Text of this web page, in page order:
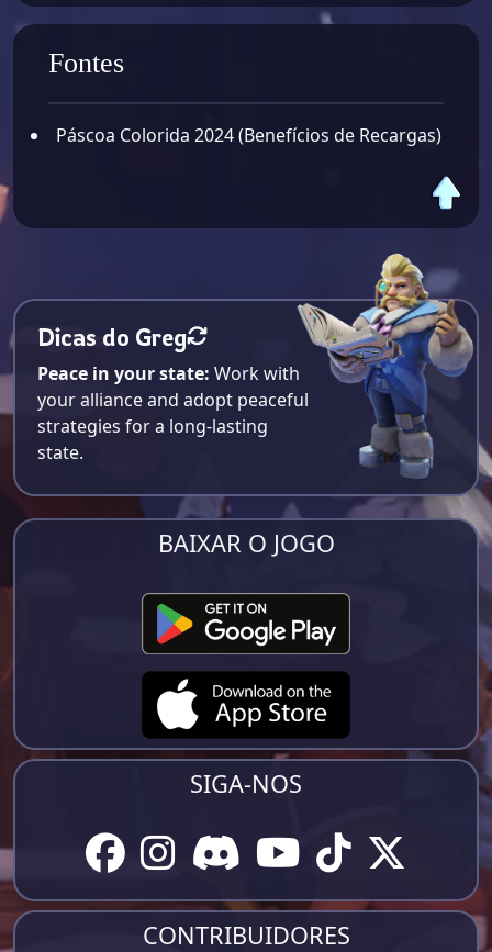
Fontes
Páscoa Colorida 2024 (Benefícios de Recargas)
Dicas do Greg
Peace in your state: Work with
your alliance and adopt peaceful
strategies for a long-lasting
state.
BAIXAR O JOGO
SIGA-NOS
CONTRIBUIDORES